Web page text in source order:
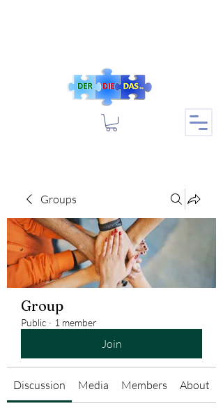
Groups
Group
Public · 1 member
Join
Discussion Media Members About